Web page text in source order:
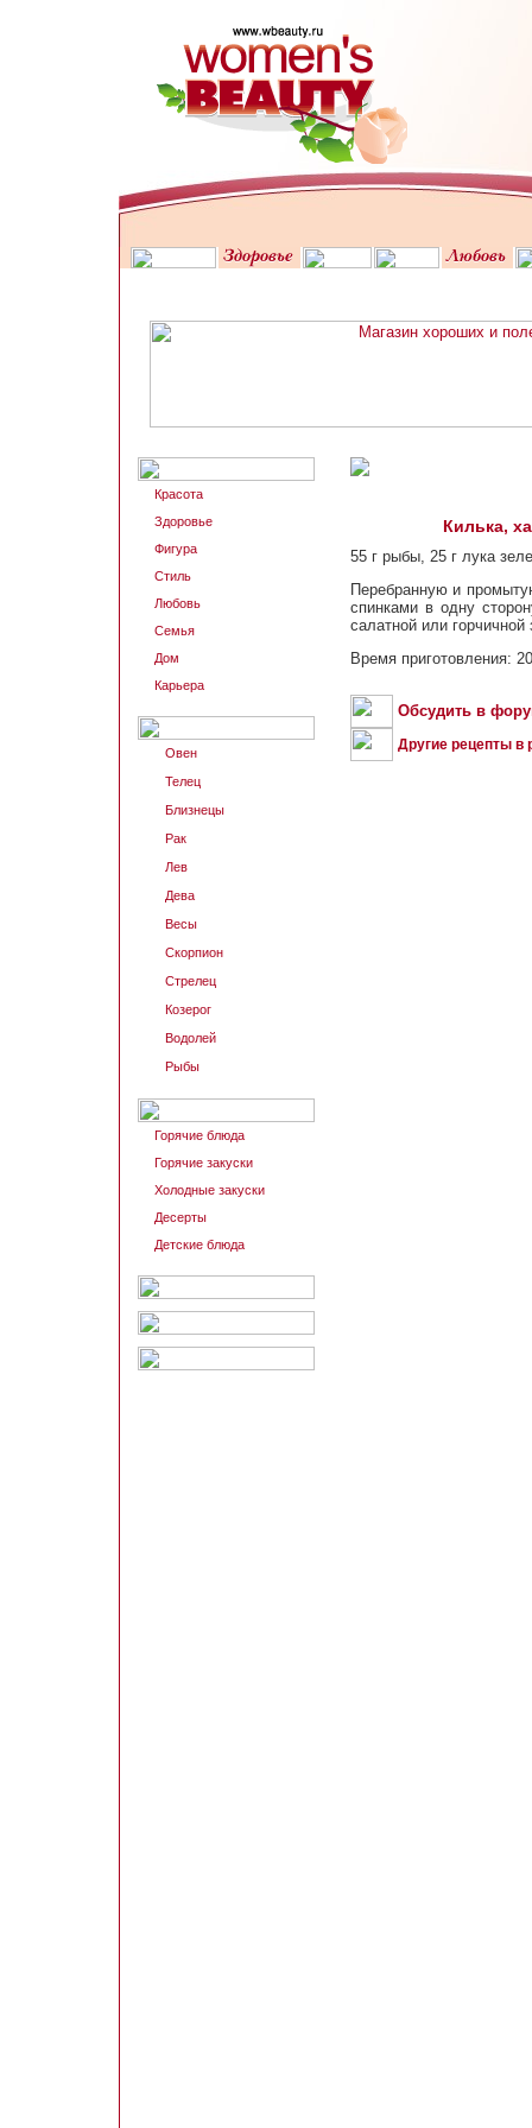
Красота
Здоровье
Фигура
Стиль
Любовь
Семья
Дом
Карьера
Овен
Телец
Близнецы
Рак
Лев
Дева
Весы
Скорпион
Стрелец
Козерог
Водолей
Рыбы
Горячие блюда
Горячие закуски
Холодные закуски
Десерты
Детские блюда
Килька,
55 г рыбы, 25 г лука
Перебранную и
спинками в одну
салатной или
Время приготовления:
Обсудить в
Другие рецепты в